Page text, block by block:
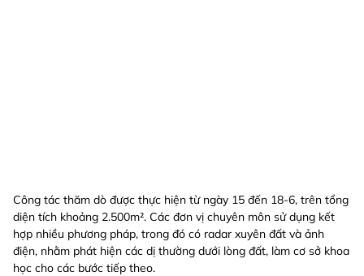
Công tác thăm dò được thực hiện từ ngày 15 đến 18-6, trên tổng
diện tích khoảng 2.500m². Các đơn vị chuyên môn sử dụng kết
hợp nhiều phương pháp, trong đó có radar xuyên đất và ảnh
điện, nhằm phát hiện các dị thường dưới lòng đất, làm cơ sở khoa
học cho các bước tiếp theo.